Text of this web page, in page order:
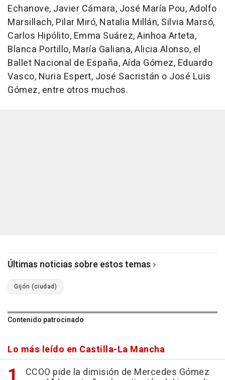
Echanove, Javier Cámara, José María Pou, Adolfo
Marsillach, Pilar Miró, Natalia Millán, Silvia Marsó,
Carlos Hipólito, Emma Suárez, Ainhoa Arteta,
Blanca Portillo, María Galiana, Alicia Alonso, el
Ballet Nacional de España, Aída Gómez, Eduardo
Vasco, Nuria Espert, José Sacristán o José Luis
Gómez, entre otros muchos.
Últimas noticias sobre estos temas
Gijón (ciudad)
Contenido patrocinado
Lo más leído en Castilla-La Mancha
CCOO pide la dimisión de Mercedes Gómez